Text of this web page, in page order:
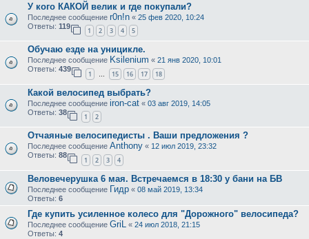
У кого КАКОЙ велик и где покупали?
Последнее сообщение r0n!n « 25 фев 2020, 10:24
Ответы: 119
1 2 3 4 5
Обучаю езде на уницикле.
Последнее сообщение Ksilenium « 21 янв 2020, 10:01
Ответы: 439
1 … 15 16 17 18
Какой велосипед выбрать?
Последнее сообщение iron-cat « 03 авг 2019, 14:05
Ответы: 38
1 2
Отчаяные велосипедисты . Ваши предложения ?
Последнее сообщение Anthony « 12 июл 2019, 23:32
Ответы: 88
1 2 3 4
Веловечерушка 6 мая. Встречаемся в 18:30 у бани на БВ
Последнее сообщение Гидр « 08 май 2019, 13:34
Ответы: 6
Где купить усиленное колесо для "Дорожного" велосипеда?
Последнее сообщение GriL « 24 июл 2018, 21:15
Ответы: 4